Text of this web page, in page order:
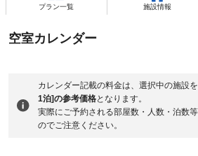
プラン一覧 施設情報
空室カレンダー
カレンダー記載の料金は、選択中の施設
1泊]の参考価格となります。
実際にご予約される部屋数・人数・泊数
のでご注意ください。